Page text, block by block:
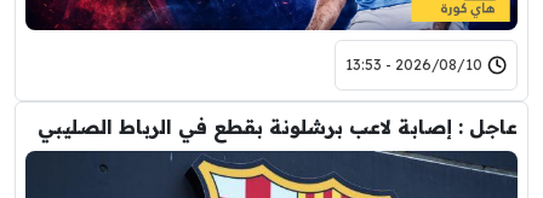
2026/08/10 - 13:53
عاجل : إصابة لاعب برشلونة بقطع في الرباط الصليبي